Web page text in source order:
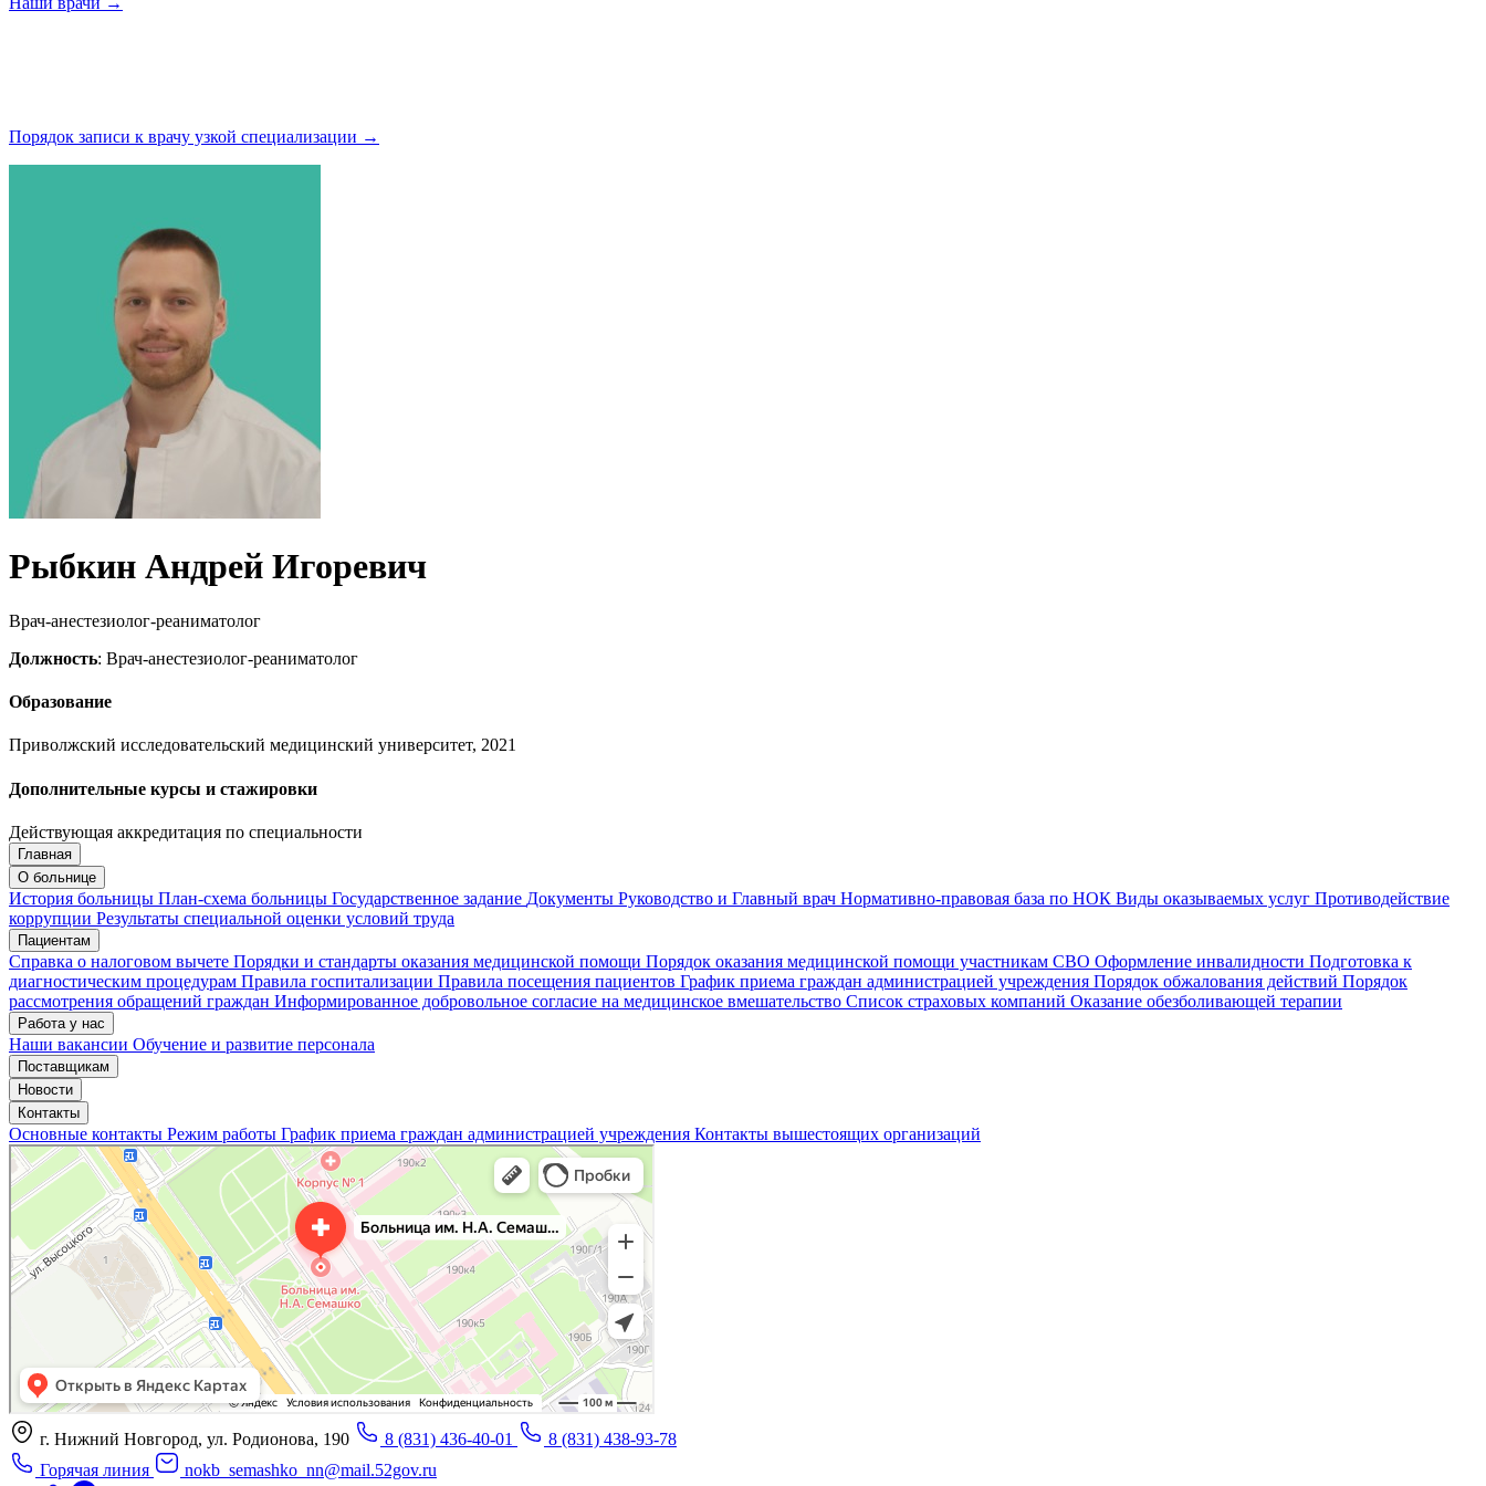
Порядок записи к врачу узкой специализации →
Рыбкин Андрей Игоревич
Врач-анестезиолог-реаниматолог
Должность: Врач-анестезиолог-реаниматолог
Образование
Приволжский исследовательский медицинский университет, 2021
Дополнительные курсы и стажировки
Действующая аккредитация по специальности
Запись на приём
Подтвердить запись Отмена
Запись подтверждена
Мои записи
Главная
О больнице
История больницы План-схема больницы Государственное задание Документы Руководство и Главный врач Нормативно-правовая база по НОК Виды оказываемых услуг Противодействие
коррупции Результаты специальной оценки условий труда
Пациентам
Справка о налоговом вычете Порядки и стандарты оказания медицинской помощи Порядок оказания медицинской помощи участникам СВО Оформление инвалидности Подготовка к
диагностическим процедурам Правила госпитализации Правила посещения пациентов График приема граждан администрацией учреждения Порядок обжалования действий Порядок
рассмотрения обращений граждан Информированное добровольное согласие на медицинское вмешательство Список страховых компаний Оказание обезболивающей терапии
Работа у нас
Наши вакансии Обучение и развитие персонала
Поставщикам
Новости
Контакты
Основные контакты Режим работы График приема граждан администрацией учреждения Контакты вышестоящих организаций
«Нижегородская областная клиническая больница имени Н.А. Семашко»
Отделение больницы, госпиталя в Нижнем Новгороде
Больница для взрослых в Нижнем Новгороде
г. Нижний Новгород, ул. Родионова, 190 8 (831) 436-40-01
8 (831) 438-93-78
Горячая линия
nokb_semashko_nn@mail.52gov.ru